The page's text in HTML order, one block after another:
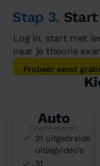
Stap 3.
Log in, start met
naar je theorie
Probeer eerst
Auto
Theorie-examen
21 uitgebreide
uitlegvideo’s
31